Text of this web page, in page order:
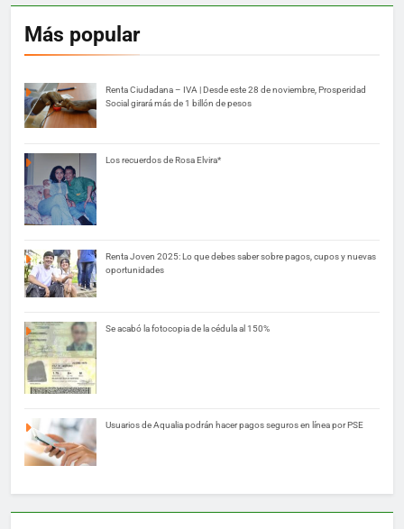
Más popular
Renta Ciudadana – IVA | Desde este 28 de noviembre, Prosperidad
Social girará más de 1 billón de pesos
Los recuerdos de Rosa Elvira*
Renta Joven 2025: Lo que debes saber sobre pagos, cupos y nuevas
oportunidades
Se acabó la fotocopia de la cédula al 150%
Usuarios de Aqualia podrán hacer pagos seguros en línea por PSE